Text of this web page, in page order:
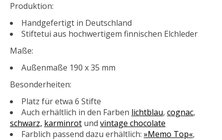
Produktion:
Handgefertigt in Deutschland
Stiftetui aus hochwertigem finnischen Elchleder
Maße:
Außenmaße 190 x 35 mm
Besonderheiten:
Platz für etwa 6 Stifte
Auch erhältlich in den Farben lichtblau, cognac,
schwarz, karminrot und vintage chocolate
Farblich passend dazu erhältlich: »Memo Top«,